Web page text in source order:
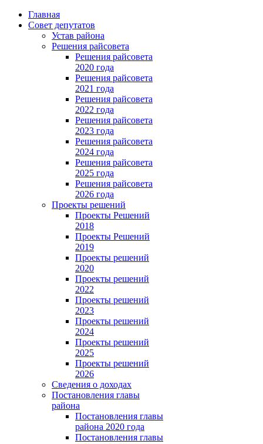
Главная
Совет депутатов
Устав района
Решения райсовета
Решения райсовета
2020 года
Решения райсовета
2021 года
Решения райсовета
2022 года
Решения райсовета
2023 года
Решения райсовета
2024 года
Решения райсовета
2025 года
Решения райсовета
2026 года
Проекты решений
Проекты Решений
2018
Проекты Решений
2019
Проекты решений
2020
Проекты решений
2022
Проекты решений
2023
Проекты решений
2024
Проекты решений
2025
Проекты решений
2026
Сведения о доходах
Постановления главы
района
Постановления главы
района 2020 года
Постановления главы